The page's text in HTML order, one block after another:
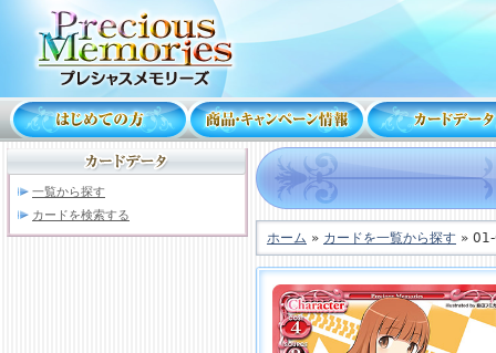
一覧から探す
カードを検索する
ホーム » カードを一覧から探す »